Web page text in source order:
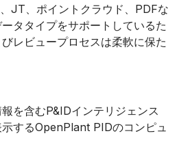
JT、ポイントクラウド、PDFな
タタイプをサポートしているた
レビュープロセスは柔軟に保た